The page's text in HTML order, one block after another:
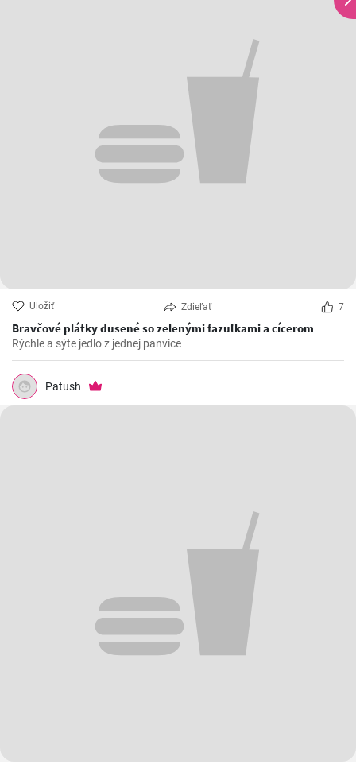
Uložiť Zdieľať 7
Bravčové plátky dusené so zelenými fazuľkami a cícerom
Rýchle a sýte jedlo z jednej panvice
Patush